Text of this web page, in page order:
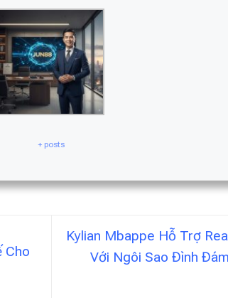
+ posts
Cho
Kylian Mbappe Hỗ Trợ
Với Ngôi Sao Đình